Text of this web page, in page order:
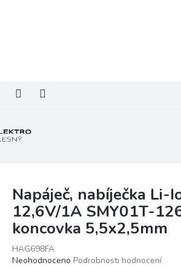
Napáječ, nabíječka Li-
12,6V/1A SMY01T-
koncovka 5,5x2,5mm
HAG698FA
Průměrné
Neohodnoceno Podrobnosti hodnocení